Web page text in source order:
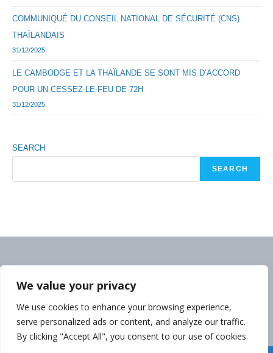
We value your privacy
We use cookies to enhance your browsing experience,
serve personalized ads or content, and analyze our traffic.
By clicking "Accept All", you consent to our use of cookies.
COMMUNIQUÉ DU CONSEIL NATIONAL DE SÉCURITÉ (CNS)
THAÏLANDAIS
31/12/2025
LE CAMBODGE ET LA THAÏLANDE SE SONT MIS D’ACCORD
POUR UN CESSEZ-LE-FEU DE 72H
31/12/2025
SEARCH
SEARCH